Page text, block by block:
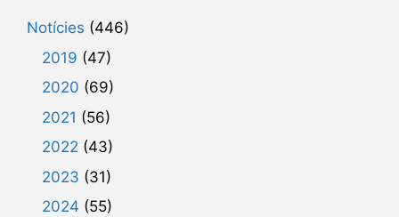
Notícies (446)
2019 (47)
2020 (69)
2021 (56)
2022 (43)
2023 (31)
2024 (55)